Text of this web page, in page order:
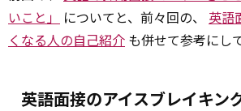
いこと」
についてと、前々回の、 英語
くなる人の自己紹介 も併せて参考にし
英語面接のアイスブレイキン